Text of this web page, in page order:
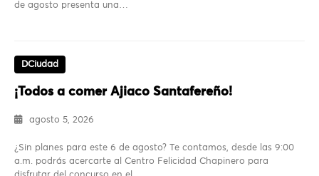
de agosto presenta una…
DCiudad
¡Todos a comer Ajiaco Santafereño!
agosto 5, 2026
¿Sin planes para este 6 de agosto? Te contamos, desde las 9:00
a.m. podrás acercarte al Centro Felicidad Chapinero para